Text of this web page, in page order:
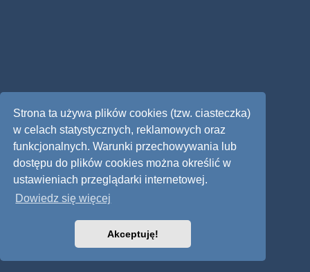
Strona ta używa plików cookies (tzw. ciasteczka)
w celach statystycznych, reklamowych oraz
funkcjonalnych. Warunki przechowywania lub
dostępu do plików cookies można określić w
ustawieniach przeglądarki internetowej.
Dowiedz się więcej
Akceptuję!